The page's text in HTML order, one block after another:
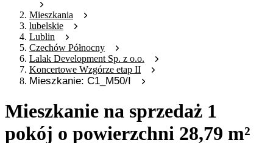
Mieszkania
lubelskie
Lublin
Czechów Północny
Lalak Development Sp. z o.o.
Koncertowe Wzgórze etap II
Mieszkanie: C1_M50/I
Mieszkanie na sprzedaż 1
pokój o powierzchni 28,79 m²